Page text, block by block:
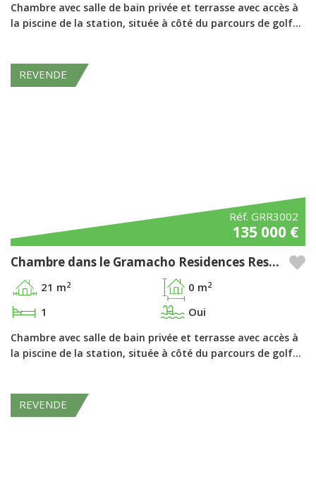
Chambre avec salle de bain privée et terrasse avec accès à
la piscine de la station, située à côté du parcours de golf…
REVENDE
Réf. GRR3002
135 000 €
Chambre dans le Gramacho Residences Resort, Ferragudo - Algarve
21 m2 0 m2
1 Oui
Chambre avec salle de bain privée et terrasse avec accès à
la piscine de la station, située à côté du parcours de golf…
REVENDE